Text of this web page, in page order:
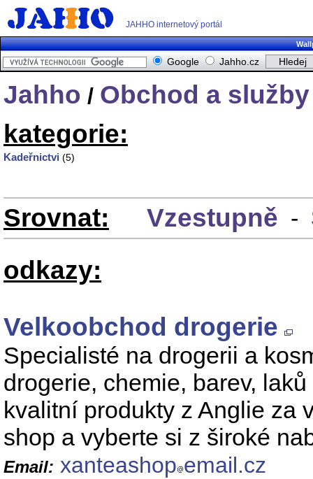
JAHHO internetový portál
Google Jahho.cz
Jahho / Obchod a služby
kategorie:
Kadeřnictvi (5)
Srovnat: Vzestupně -
odkazy:
Velkoobchod drogerie
Specialisté na drogerii a
drogerie, chemie, barev,
kvalitní produkty z Anglie za
shop a vyberte si z široké
Email: xanteashop email.cz